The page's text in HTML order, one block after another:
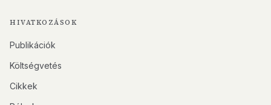
HIVATKOZÁSOK
Publikációk
Költségvetés
Cikkek